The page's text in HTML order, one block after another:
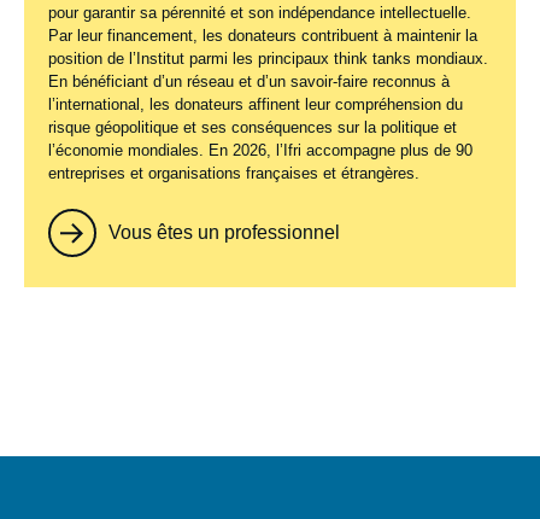
pour garantir sa pérennité et son indépendance intellectuelle.
Par leur financement, les donateurs contribuent à maintenir la
position de l’Institut parmi les principaux think tanks mondiaux.
En bénéficiant d’un réseau et d’un savoir-faire reconnus à
l’international, les donateurs affinent leur compréhension du
risque géopolitique et ses conséquences sur la politique et
l’économie mondiales. En 2026, l’Ifri accompagne plus de 90
entreprises et organisations françaises et étrangères.
Vous êtes un professionnel